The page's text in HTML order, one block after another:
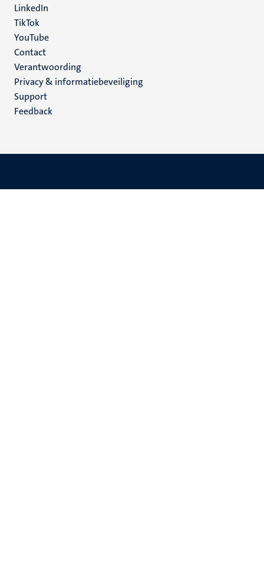
LinkedIn
TikTok
YouTube
Menu
footer
(NL)
Contact
Verantwoording
Privacy & informatiebeveiliging
Support
Feedback